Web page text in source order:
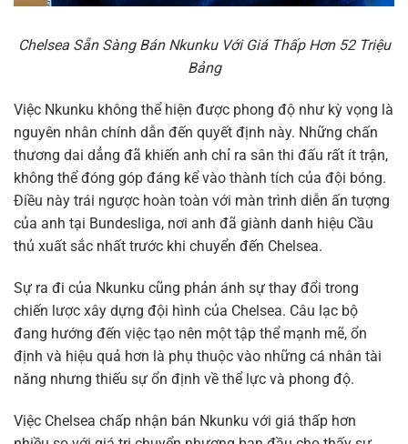
Chelsea Sẵn Sàng Bán Nkunku Với Giá Thấp Hơn 52 Triệu
Bảng
Việc Nkunku không thể hiện được phong độ như kỳ vọng là
nguyên nhân chính dẫn đến quyết định này. Những chấn
thương dai dẳng đã khiến anh chỉ ra sân thi đấu rất ít trận,
không thể đóng góp đáng kể vào thành tích của đội bóng.
Điều này trái ngược hoàn toàn với màn trình diễn ấn tượng
của anh tại Bundesliga, nơi anh đã giành danh hiệu Cầu
thủ xuất sắc nhất trước khi chuyển đến Chelsea.
Sự ra đi của Nkunku cũng phản ánh sự thay đổi trong
chiến lược xây dựng đội hình của Chelsea. Câu lạc bộ
đang hướng đến việc tạo nên một tập thể mạnh mẽ, ổn
định và hiệu quả hơn là phụ thuộc vào những cá nhân tài
năng nhưng thiếu sự ổn định về thể lực và phong độ.
Việc Chelsea chấp nhận bán Nkunku với giá thấp hơn